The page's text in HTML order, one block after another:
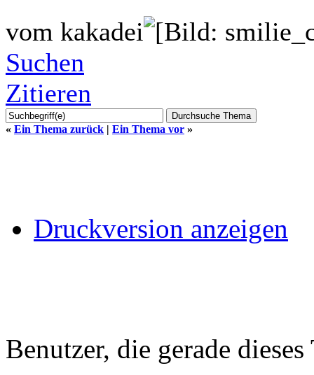
vom kakadei
Suchen
Zitieren
« Ein Thema zurück | Ein Thema vor »
Druckversion anzeigen
Benutzer, die gerade